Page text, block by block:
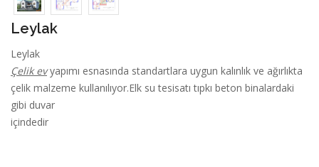
Leylak
Leylak
Çelik evyapımı esnasında standartlara uygun kalınlık ve ağırlıkta
çelik malzeme kullanılıyor.Elk su tesisatı tıpkı beton binalardaki
gibi duvar
içindedir